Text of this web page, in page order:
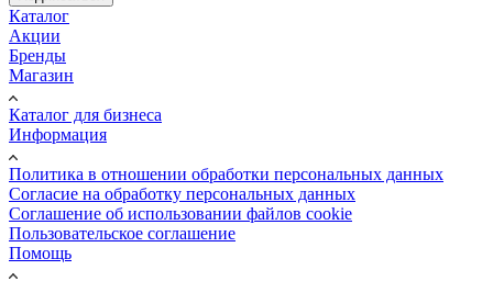
Каталог
Акции
Бренды
Магазин
Каталог для бизнеса
Информация
Политика в отношении обработки персональных данных
Cогласие на обработку персональных данных
Cоглашение об использовании файлов cookie
Пользовательское соглашение
Помощь